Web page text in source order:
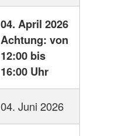
04. April 2026
Achtung: von
12:00 bis
16:00 Uhr
04. Juni 2026